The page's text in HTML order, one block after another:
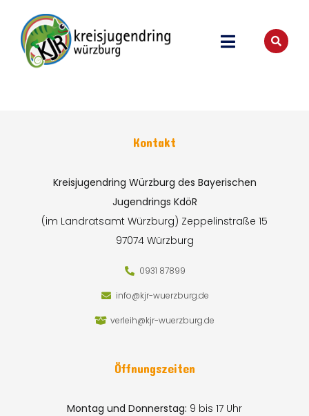
Kontakt
Kreisjugendring Würzburg des Bayerischen
Jugendrings KdöR
(im Landratsamt Würzburg) Zeppelinstraße 15
97074 Würzburg
0931 87899
info@kjr-wuerzburg.de
verleih@kjr-wuerzburg.de
Öffnungszeiten
Montag und Donnerstag: 9 bis 17 Uhr